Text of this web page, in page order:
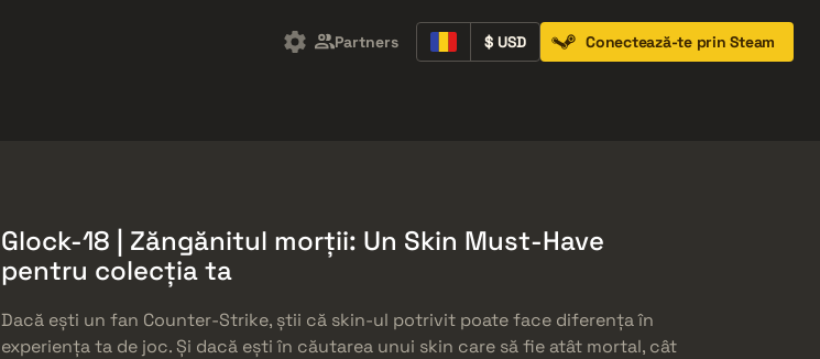
Partners $ USD Conectează-te prin Steam
Glock-18 | Zăngănitul morții: Un Skin Must-Have
pentru colecția ta
Dacă ești un fan Counter-Strike, știi că skin-ul potrivit poate face diferența în
experiența ta de joc. Și dacă ești în căutarea unui skin care să fie atât mortal, cât